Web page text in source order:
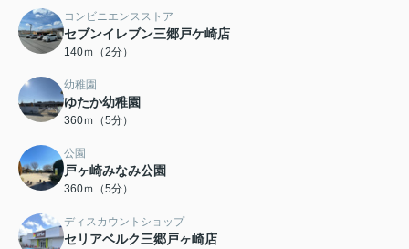
コンビニエンスストア
セブンイレブン三郷戸ケ崎店
140ｍ（2分）
幼稚園
ゆたか幼稚園
360ｍ（5分）
公園
戸ヶ崎みなみ公園
360ｍ（5分）
ディスカウントショップ
セリアベルク三郷戸ヶ崎店